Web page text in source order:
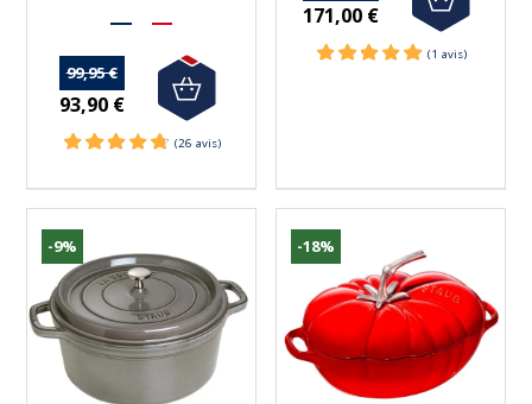
99,95 €
93,90 €
171,00 €
-9% -18%